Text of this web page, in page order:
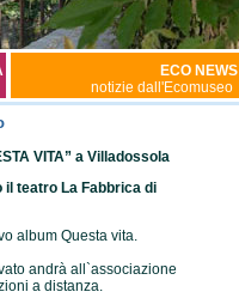
ECO NEWS
notizie dall'Ecomuseo
VITA” a Villadossola
il teatro La Fabbrica di
album Questa vita.
andrà all`associazione
a distanza.